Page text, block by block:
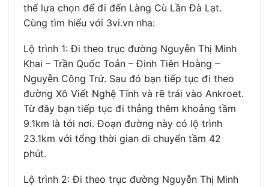
thể lựa chọn để đi đến Làng Cù Lần Đà Lạt.
Cùng tìm hiểu với 3vi.vn nha:
Lộ trình 1: Đi theo trục đường Nguyễn Thị Minh
Khai – Trần Quốc Toản – Đinh Tiên Hoàng –
Nguyễn Công Trứ. Sau đó bạn tiếp tục đi theo
đường Xô Viết Nghệ Tĩnh và rẽ trái vào Ankroet.
Từ đây bạn tiếp tục đi thẳng thêm khoảng tầm
9.1km là tới nơi. Đoạn đường này có lộ trình
23.1km với tổng thời gian di chuyển tầm 42
phút.
Lộ trình 2: Đi theo trục đường Nguyễn Thị Minh